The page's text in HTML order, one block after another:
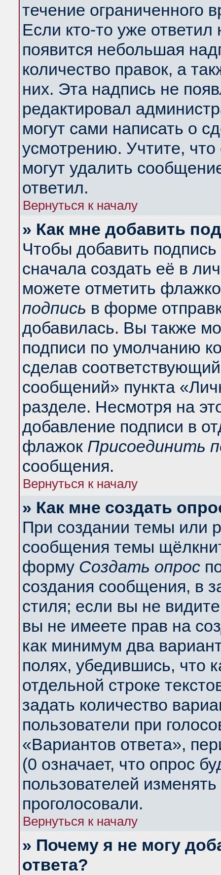
течение ограниченного
Если кто-то уже
появится небольшая
количество правок, а
них. Эта надпись не
редактировал
могут сами написать о
усмотрению. Учтите,
могут удалить
ответил.
Вернуться к началу
» Как мне добавить
Чтобы добавить
сначала создать её в
можете отметить
подпись в форме
добавилась. Вы также
подписи по умолчанию
сделав
сообщений» пункта
разделе. Несмотря на
добавление подписи в
флажок Присоединить
сообщения.
Вернуться к началу
» Как мне создать
При создании темы или
сообщения темы
форму Создать опрос
создания сообщения, в
стиля; если вы не
вы не имеете прав на
как минимум два
полях, убедившись, что
отдельной строке
задать количество
пользователи при
«Вариантов ответа»,
(0 означает, что опрос
пользователей
проголосовали.
Вернуться к началу
» Почему я не могу
ответа?